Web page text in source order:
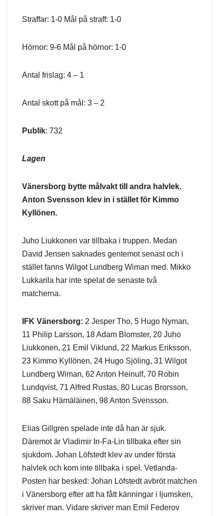
Straffar: 1-0 Mål på straff: 1-0
Hörnor: 9-6 Mål på hörnor: 1-0
Antal frislag: 4 – 1
Antal skott på mål: 3 – 2
Publik: 732
Lagen
Vänersborg bytte målvakt till andra halvlek.
Anton Svensson klev in i stället för Kimmo
Kyllönen.
Juho Liukkonen var tillbaka i truppen. Medan
David Jensen saknades gentemot senast och i
stället fanns Wilgot Lundberg Wiman med. Mikko
Lukkarila har inte spelat de senaste två
matcherna.
IFK Vänersborg: 2 Jesper Tho, 5 Hugo Nyman,
11 Philip Larsson, 18 Adam Blomster, 20 Juho
Liukkonen, 21 Emil Viklund, 22 Markus Eriksson,
23 Kimmo Kyllönen, 24 Hugo Sjöling, 31 Wilgot
Lundberg Wiman, 62 Anton Heinulf, 70 Robin
Lundqvist, 71 Alfred Rustas, 80 Lucas Brorsson,
88 Saku Hämäläinen, 98 Anton Svensson.
Elias Gillgren spelade inte då han är sjuk.
Däremot är Vladimir In-Fa-Lin tillbaka efter sin
sjukdom. Johan Löfstedt klev av under första
halvlek och kom inte tillbaka i spel. Vetlanda-
Posten har besked: Johan Löfstedt avbröt matchen
i Vänersborg efter att ha fått känningar i ljumsken,
skriver man. Vidare skriver man Emil Federov